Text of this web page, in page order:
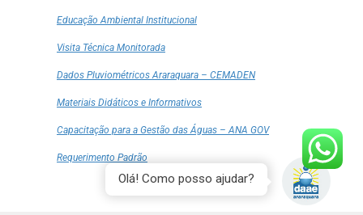
Educação Ambiental Institucional
Visita Técnica Monitorada
Dados Pluviométricos Araraquara – CEMADEN
Materiais Didáticos e Informativos
Capacitação para a Gestão das Águas – ANA GOV
Requerimento Padrão
Olá! Como posso ajudar?